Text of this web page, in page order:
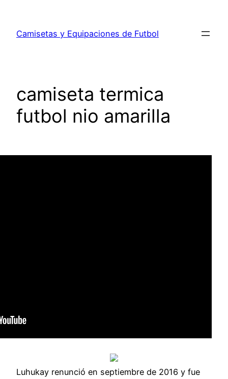
contenido
Camisetas y Equipaciones de Futbol
camiseta termica
futbol nio amarilla
Luhukay renunció en septiembre de 2016 y fue